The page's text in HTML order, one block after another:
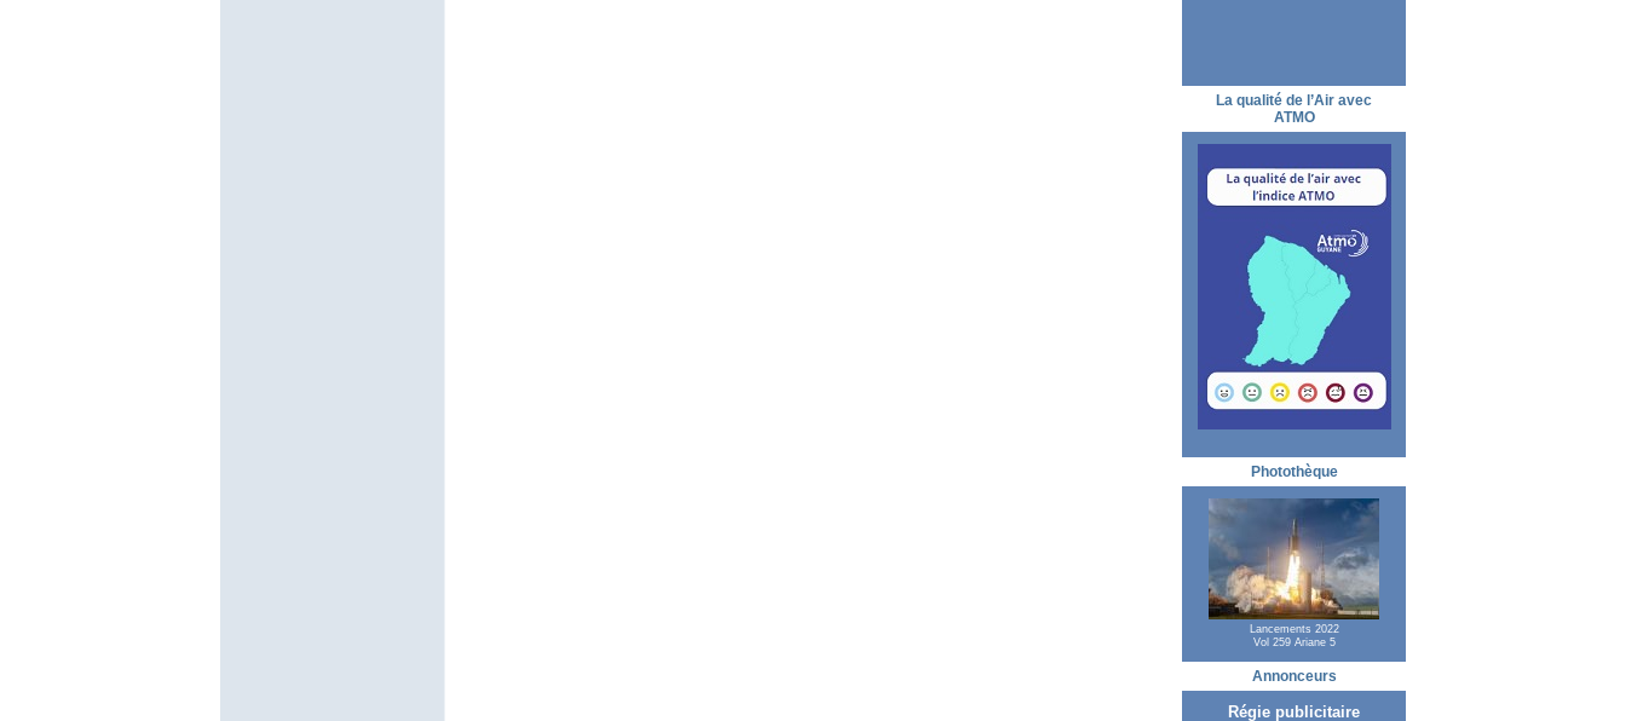
La qualité de l’Air avec
ATMO
Photothèque
Lancements 2022
Vol 259 Ariane 5
Annonceurs
Régie publicitaire